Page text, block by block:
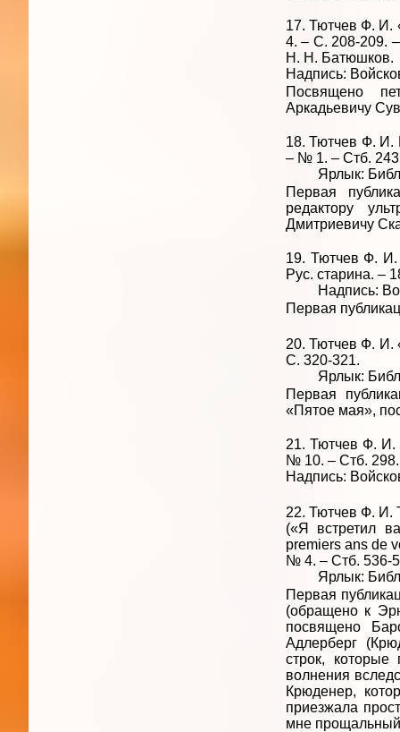
17. Тютчев Ф. И.
4. – С. 208-209.
Н. Н. Батюшков.
Надпись:
Посвящено
Аркадьевичу
18. Тютчев Ф. И.
– № 1. – Стб.
Ярлык:
Первая
редактору
Дмитриевичу
19. Тютчев Ф. И.
Рус. старина. –
Надпись:
Первая
20. Тютчев Ф. И.
С. 320-321.
Ярлык:
Первая
«Пятое мая»,
21. Тютчев Ф. И.
№ 10. – Стб. 298.
Надпись:
22. Тютчев Ф. И.
(«Я встретил
premiers ans de
№ 4. – Стб. 536-
Ярлык:
Первая
(обращено к
посвящено
Адлерберг
строк,
волнения
Крюденер,
приезжала
мне